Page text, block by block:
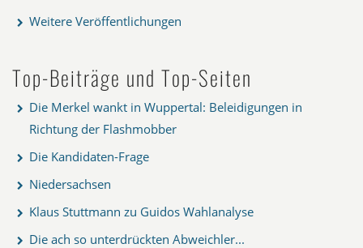
Weitere Veröffentlichungen
Top-Beiträge und Top-Seiten
Die Merkel wankt in Wuppertal: Beleidigungen in
Richtung der Flashmobber
Die Kandidaten-Frage
Niedersachsen
Klaus Stuttmann zu Guidos Wahlanalyse
Die ach so unterdrückten Abweichler...